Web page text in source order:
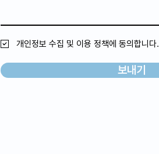
개인정보 수집 및 이용 정책에 동의합니다.
보내기